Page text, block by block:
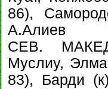
86),
А.Алиев
СЕВ.
Муслиу,
83), Барди